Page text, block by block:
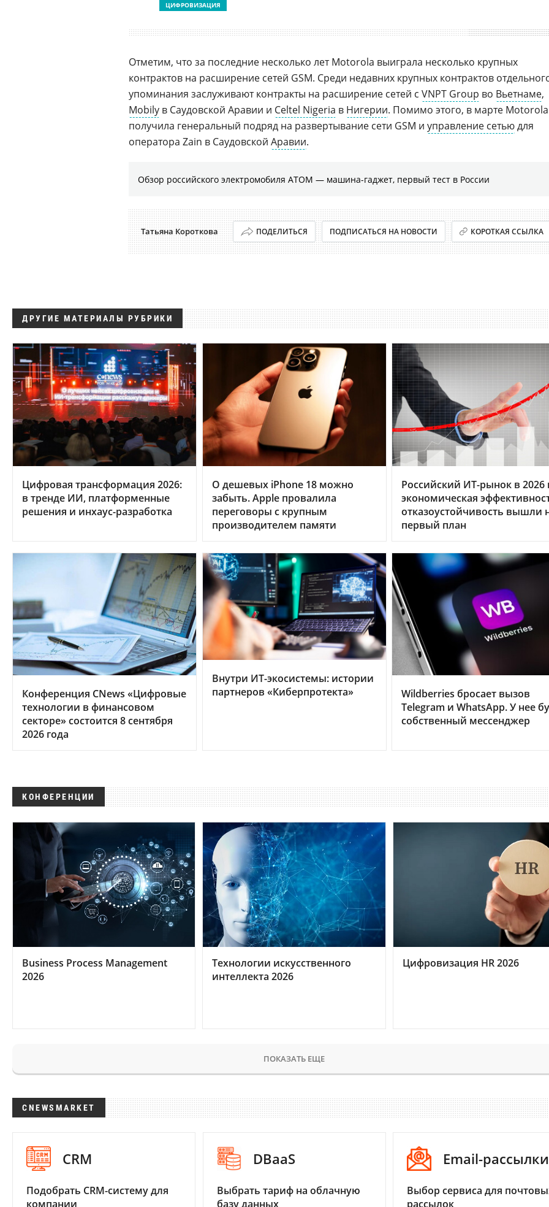
ЦИФРОВИЗАЦИЯ
Отметим, что за последние несколько лет Motorola выиграла несколько крупных
контрактов на расширение сетей GSM. Среди недавних крупных контрактов
упоминания заслуживают контракты на расширение сетей с VNPT Group во Вьетнаме,
Mobily в Саудовской Аравии и Celtel Nigeria в Нигерии. Помимо этого, в марте Motorola
получила генеральный подряд на развертывание сети GSM и управление сетьюдля
оператора Zain в Саудовской Аравии.
Обзор российского электромобиля АТОМ — машина-гаджет, первый тест в России
Татьяна Короткова ПОДЕЛИТЬСЯ ПОДПИСАТЬСЯ НА НОВОСТИ КОРОТКАЯ ССЫЛКА
ДРУГИЕ МАТЕРИАЛЫ РУБРИКИ
Цифровая трансформация 2026:
в тренде ИИ, платформенные
решения и инхаус-разработка
О дешевых iPhone 18 можно
забыть. Apple провалила
переговоры с крупным
производителем памяти
Российский ИТ-рынок в 2026
экономическая
отказоустойчивость вышли
первый план
Конференция CNews «Цифровые
технологии в финансовом
секторе» состоится 8 сентября
2026 года
Внутри ИТ-экосистемы: истории
партнеров «Киберпротекта»
Wildberries бросает вызов
Telegram и WhatsApp. У нее
собственный мессенджер
КОНФЕРЕНЦИИ
Business Process Management
2026
Технологии искусственного
интеллекта 2026
Цифровизация HR 2026
ПОКАЗАТЬ ЕЩЕ
CNEWSMARKET
CRM
Подобрать CRM-систему для
компании
DBaaS
Выбрать тариф на облачную
базу данных
Email-рассылки
Выбор сервиса для
рассылок